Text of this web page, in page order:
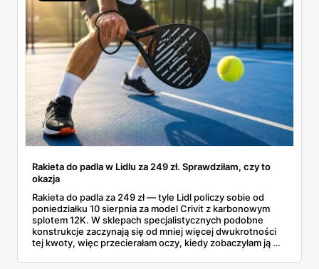
Rakieta do padla w Lidlu za 249 zł. Sprawdziłam, czy to
okazja
Rakieta do padla za 249 zł — tyle Lidl policzy sobie od
poniedziałku 10 sierpnia za model Crivit z karbonowym
splotem 12K. W sklepach specjalistycznych podobne
konstrukcje zaczynają się od mniej więcej dwukrotności
tej kwoty, więc przecierałam oczy, kiedy zobaczyłam ją w
najszybciej rosnący sport w Polsce: kortów przybywa